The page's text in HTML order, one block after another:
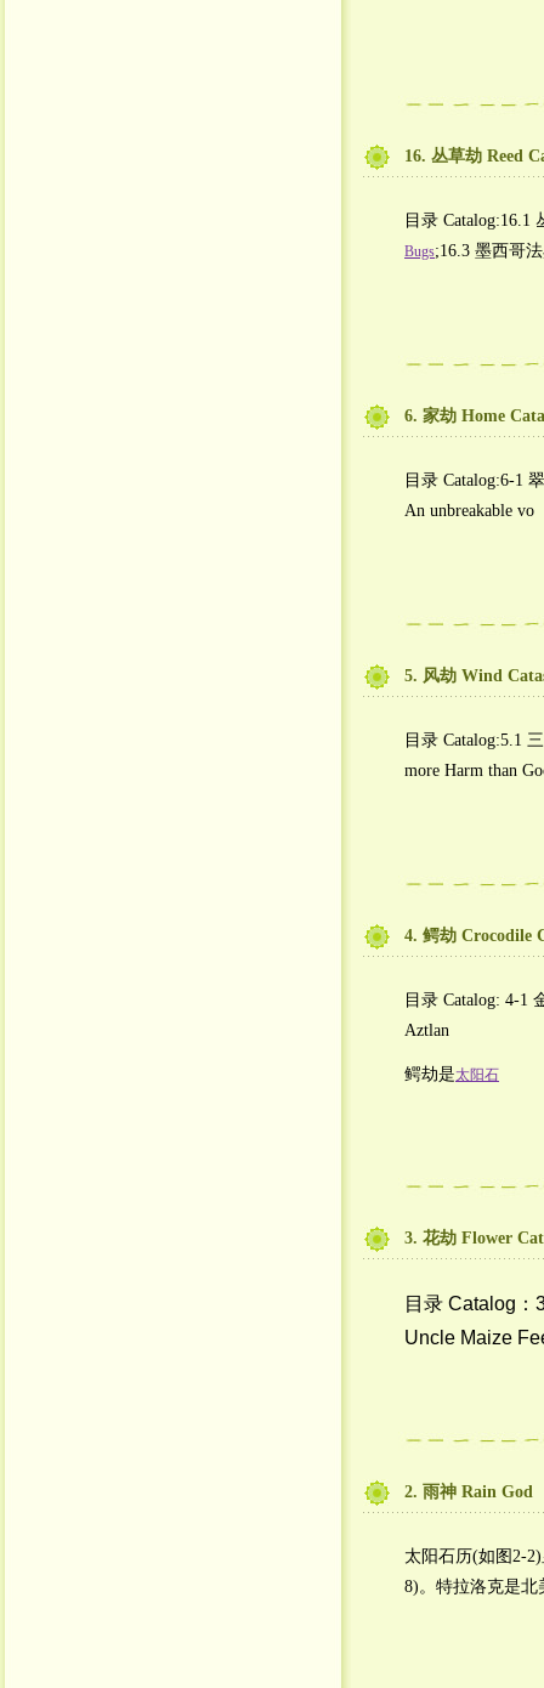
16. 丛草劫 Reed
目录 Catalog:16.1
Bugs;16.3 墨西哥
6. 家劫 Home
目录 Catalog:6-1
An unbreakable vo
5. 风劫 Wind
目录 Catalog:5.1
more Harm than
4. 鳄劫 Crocodile
目录 Catalog: 4-1
Aztlan
鳄劫是太阳石
3. 花劫 Flower
目录 Catalog
Uncle Maize
2. 雨神 Rain God
太阳石历(如图2-
8)。特拉洛克是